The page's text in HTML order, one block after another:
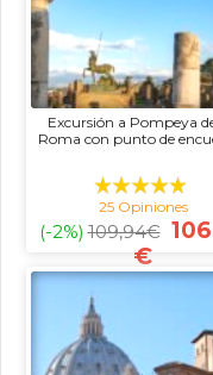
Excursión a Pompeya
Roma con punto de
25 Opiniones
(-2%) 109,94€
€